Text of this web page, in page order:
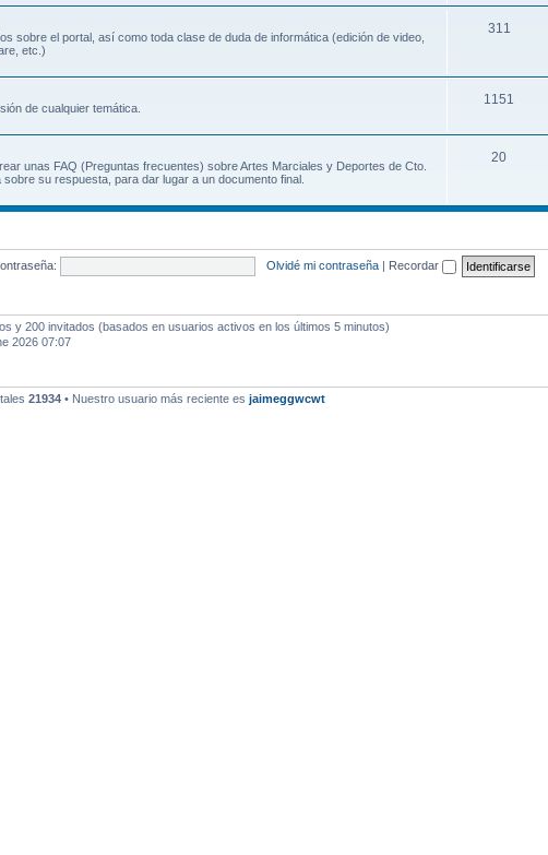
sobre el portal, así como toda clase de duda de informática (edición de video,
etc.)
311
de cualquier temática.
1151
unas FAQ (Preguntas frecuentes) sobre Artes Marciales y Deportes de Cto.
su respuesta, para dar lugar a un documento final.
20
Olvidé mi contraseña | Recordar
y 200 invitados (basados en usuarios activos en los últimos 5 minutos)
2026 07:07
21934 • Nuestro usuario más reciente es jaimeggwcwt